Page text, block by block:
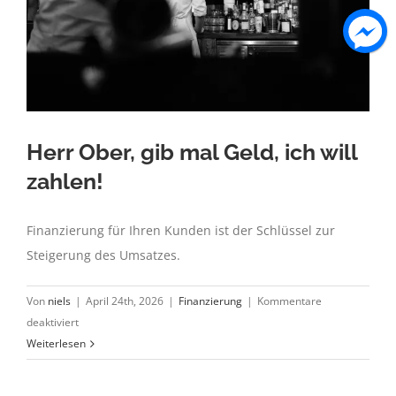
Herr Ober, gib mal Geld, ich will
zahlen!
Finanzierung für Ihren Kunden ist der Schlüssel zur
Steigerung des Umsatzes.
Von niels | April 24th, 2026 | Finanzierung | Kommentare
deaktiviertfür
Herr
Ober,
Weiterlesen